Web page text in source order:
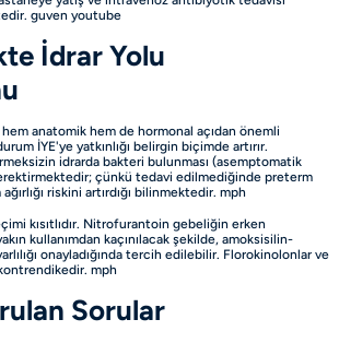
guven youtube
İdrar Yolu
anatomik hem de hormonal açıdan önemli
İYE'ye yatkınlığı belirgin biçimde artırır.
idrarda bakteri bulunması (asemptomatik
çünkü tedavi edilmediğinde preterm
riskini artırdığı bilinmektedir. mph
kısıtlıdır. Nitrofurantoin gebeliğin erken
kullanımdan kaçınılacak şekilde, amoksisilin-
onayladığında tercih edilebilir. Florokinolonlar ve
mph
Sorular